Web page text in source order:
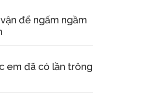
để ngấm ngầm
em đã có lần trông